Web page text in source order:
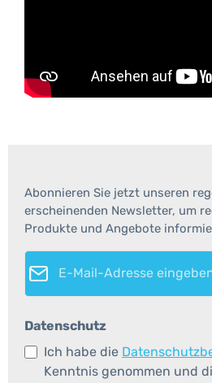
Abonnieren Sie jetzt unseren
erscheinenden Newsletter, um
Produkte und Angebote
E-Mail-Adresse*
Datenschutz
Ich habe die
Kenntnis genommen und